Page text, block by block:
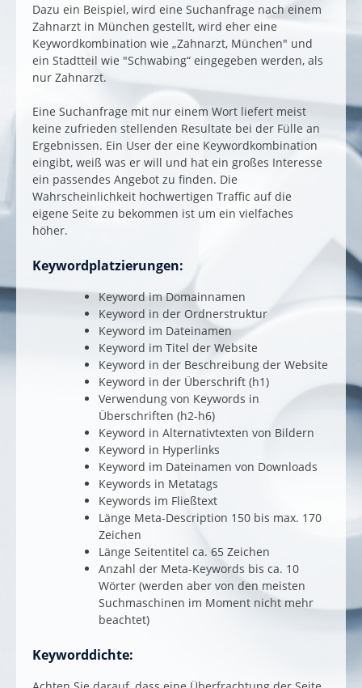
Dazu ein Beispiel, wird eine Suchanfrage nach einem
Zahnarzt in München gestellt, wird eher eine
Keywordkombination wie „Zahnarzt, München" und
ein Stadtteil wie "Schwabing“ eingegeben werden, als
nur Zahnarzt.
Eine Suchanfrage mit nur einem Wort liefert meist
keine zufrieden stellenden Resultate bei der Fülle an
Ergebnissen. Ein User der eine Keywordkombination
eingibt, weiß was er will und hat ein großes Interesse
ein passendes Angebot zu finden. Die
Wahrscheinlichkeit hochwertigen Traffic auf die
eigene Seite zu bekommen ist um ein vielfaches
höher.
Keywordplatzierungen:
Keyword im Domainnamen
Keyword in der Ordnerstruktur
Keyword im Dateinamen
Keyword im Titel der Website
Keyword in der Beschreibung der Website
Keyword in der Überschrift (h1)
Verwendung von Keywords in
Überschriften (h2-h6)
Keyword in Alternativtexten von Bildern
Keyword in Hyperlinks
Keyword im Dateinamen von Downloads
Keywords in Metatags
Keywords im Fließtext
Länge Meta-Description 150 bis max. 170
Zeichen
Länge Seitentitel ca. 65 Zeichen
Anzahl der Meta-Keywords bis ca. 10
Wörter (werden aber von den meisten
Suchmaschinen im Moment nicht mehr
beachtet)
Keyworddichte: